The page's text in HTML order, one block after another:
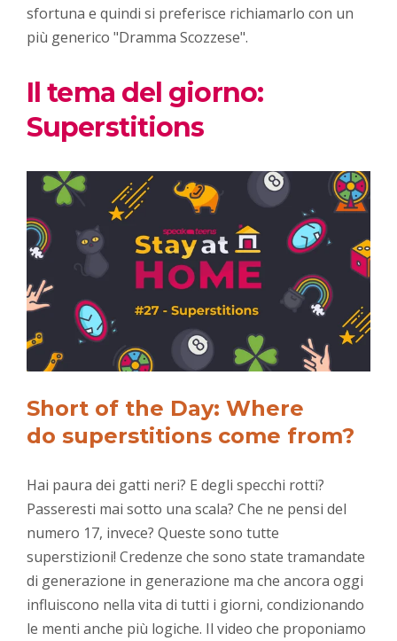
sfortuna e quindi si preferisce richiamarlo con un
più generico "Dramma Scozzese".
Il tema del giorno:
Superstitions
Short of the Day: Where
do superstitions come from?
Hai paura dei gatti neri? E degli specchi rotti?
Passeresti mai sotto una scala? Che ne pensi del
numero 17, invece? Queste sono tutte
superstizioni! Credenze che sono state tramandate
di generazione in generazione ma che ancora oggi
influiscono nella vita di tutti i giorni, condizionando
le menti anche più logiche. Il video che proponiamo